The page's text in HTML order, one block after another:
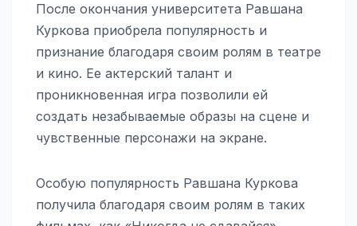
После окончания университета Равшана
Куркова приобрела популярность и
признание благодаря своим ролям в театре
и кино. Ее актерский талант и
проникновенная игра позволили ей
создать незабываемые образы на сцене и
чувственные персонажи на экране.
Особую популярность Равшана Куркова
получила благодаря своим ролям в таких